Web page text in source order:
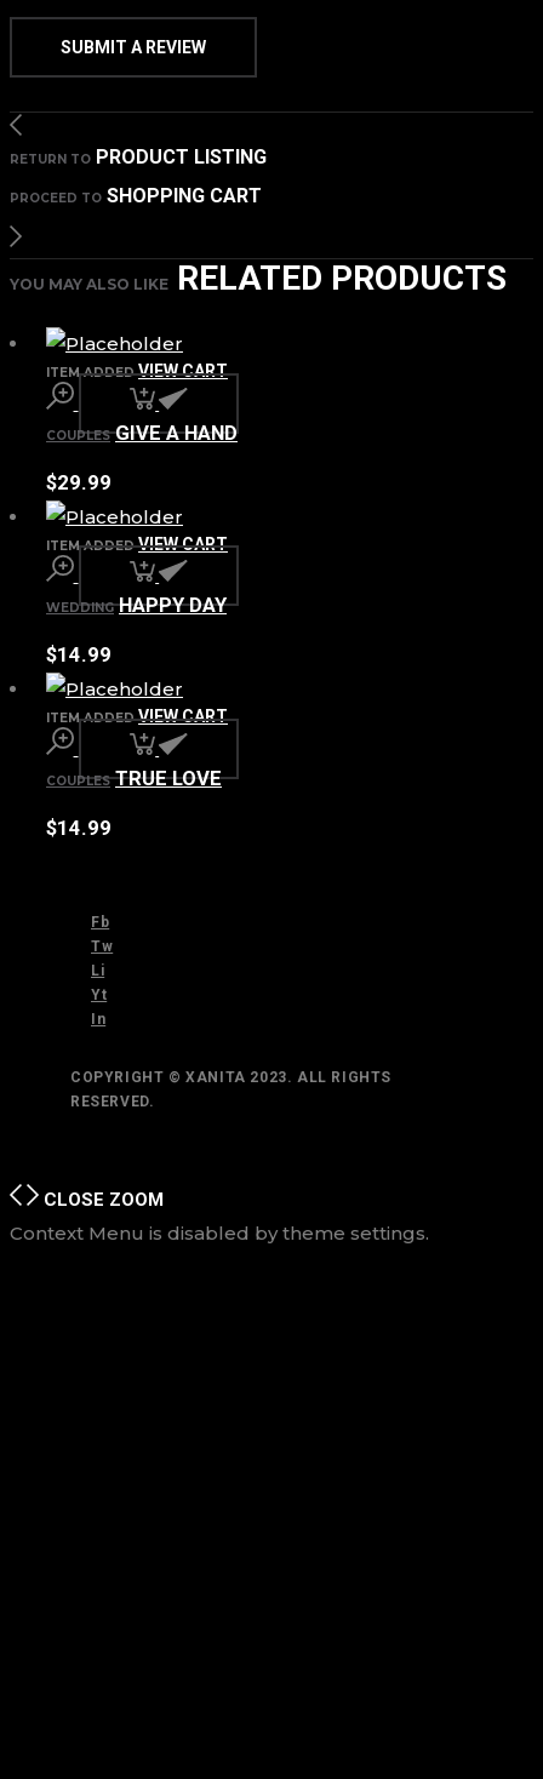
RETURN TO PRODUCT LISTING
PROCEED TO SHOPPING CART
YOU MAY ALSO LIKE RELATED PRODUCTS
ITEM ADDED VIEW CART
COUPLES GIVE A HAND
$29.99
ITEM ADDED VIEW CART
WEDDING HAPPY DAY
$14.99
ITEM ADDED VIEW CART
COUPLES TRUE LOVE
$14.99
Fb
Tw
Li
Yt
In
COPYRIGHT © XANITA 2023. ALL RIGHTS
RESERVED.
CLOSE ZOOM
Context Menu is disabled by theme settings.